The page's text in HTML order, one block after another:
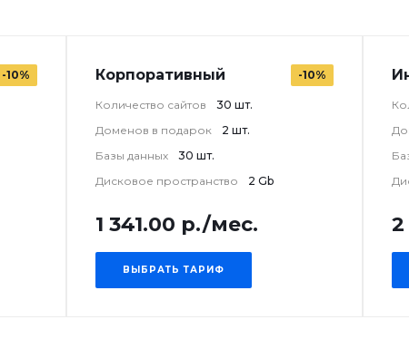
-10% Корпоративный -10%
Количество сайтов
30 шт.
Доменов в подарок
2 шт.
Базы данных
30 шт.
Дисковое пространство
2 Gb
1 341.00 р./мес.
ВЫБРАТЬ ТАРИФ
2